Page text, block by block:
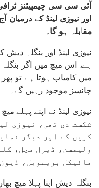
آئی سی سی چیمپیئنز
اور نیوزی لینڈ کے درمیان
مقابلہ ہو گا۔
نیوزی لینڈ اور بنگلہ دیش
ہے، اس میچ میں اگر
میں کامیاب ہوتا ہے تو
چانسز موجود رہیں گے۔
شکست دی تھی، نیوزی
کریں گے اور دیگر
ولیمسن، ڈیرل مچل،
مائیکل بریسویل،